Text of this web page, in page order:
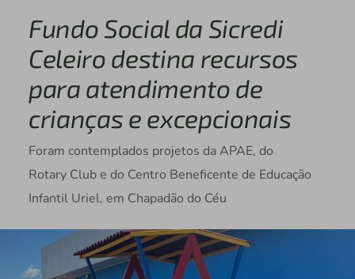
Fundo Social da Sicredi
Celeiro destina recursos
para atendimento de
crianças e excepcionais
Foram contemplados projetos da APAE, do
Rotary Club e do Centro Beneficente de Educação
Infantil Uriel, em Chapadão do Céu